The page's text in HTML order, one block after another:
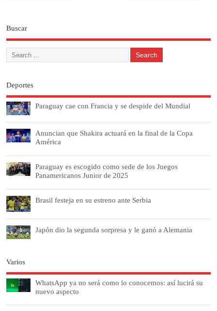
Buscar
Deportes
Paraguay cae con Francia y se despide del Mundial
Anuncian que Shakira actuará en la final de la Copa
América
Paraguay es escogido como sede de los Juegos
Panamericanos Junior de 2025
Brasil festeja en su estreno ante Serbia
Japón dio la segunda sorpresa y le ganó a Alemania
Varios
WhatsApp ya no será como lo conocemos: así lucirá su
nuevo aspecto